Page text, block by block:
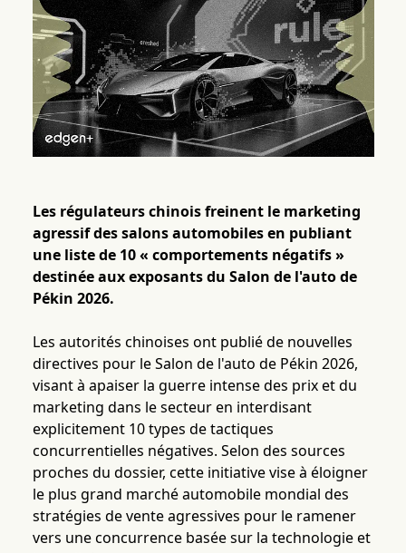
Les régulateurs chinois freinent le marketing
agressif des salons automobiles en publiant
une liste de 10 « comportements négatifs »
destinée aux exposants du Salon de l'auto de
Pékin 2026.
Les autorités chinoises ont publié de nouvelles
directives pour le Salon de l'auto de Pékin 2026,
visant à apaiser la guerre intense des prix et du
marketing dans le secteur en interdisant
explicitement 10 types de tactiques
concurrentielles négatives. Selon des sources
proches du dossier, cette initiative vise à éloigner
le plus grand marché automobile mondial des
stratégies de vente agressives pour le ramener
vers une concurrence basée sur la technologie et